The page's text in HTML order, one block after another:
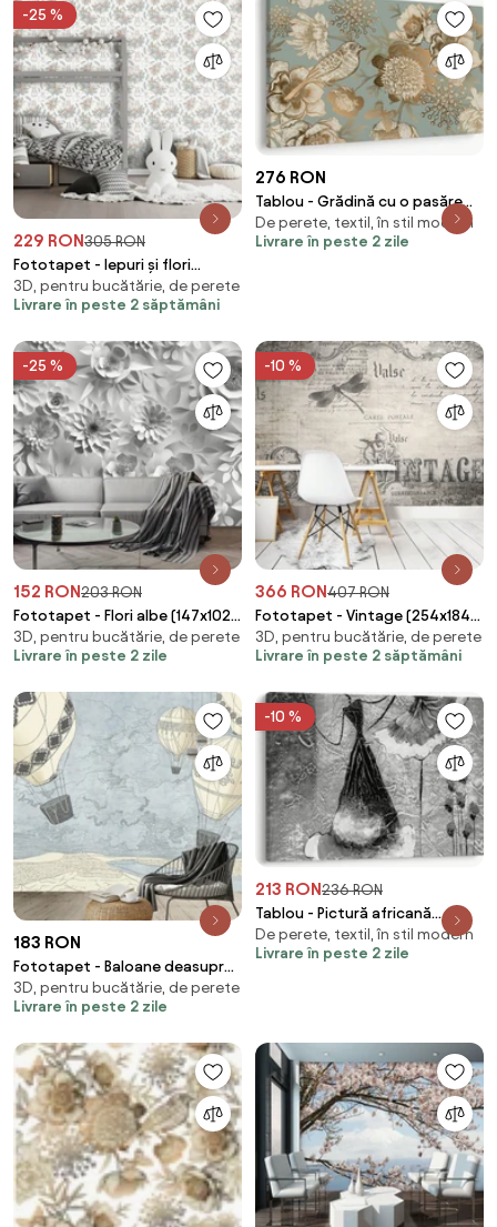
-25 %
229 RON305 RON
Fototapet - Iepuri și flori
(152,5x104 cm)
3D, pentru bucătărie, de perete
Livrare în peste 2 săptămâni
276 RON
Tablou - Grădină cu o pasăre
(90x60 cm)
De perete, textil, în stil modern
Livrare în peste 2 zile
-25 %
152 RON203 RON
Fototapet - Flori albe (147x102
cm)
3D, pentru bucătărie, de perete
Livrare în peste 2 zile
-10 %
366 RON407 RON
Fototapet - Vintage (254x184
cm)
3D, pentru bucătărie, de perete
Livrare în peste 2 săptămâni
183 RON
Fototapet - Baloane deasupra
orașului, tonuri reci (147x102
cm)
3D, pentru bucătărie, de perete
Livrare în peste 2 zile
-10 %
213 RON236 RON
Tablou - Pictură africană
(70x50 cm)
De perete, textil, în stil modern
Livrare în peste 2 zile